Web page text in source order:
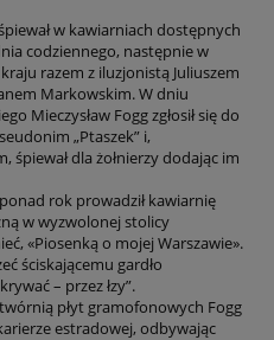
w kawiarniach dostępnych
codziennego, następnie w
razem z iluzjonistą Juliuszem
Markowskim. W dniu
Mieczysław Fogg zgłosił się do
„Ptaszek” i,
dla żołnierzy dodając im
rok prowadził kawiarnię
w wyzwolonej stolicy
«Piosenką o mojej Warszawie».
ściskającemu gardło
– przez łzy”.
płyt gramofonowych Fogg
estradowej, odbywając